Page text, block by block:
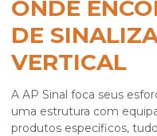
ONDE
DE
VERTICAL
A AP Sinal foca seus
uma estrutura com
produtos específicos,